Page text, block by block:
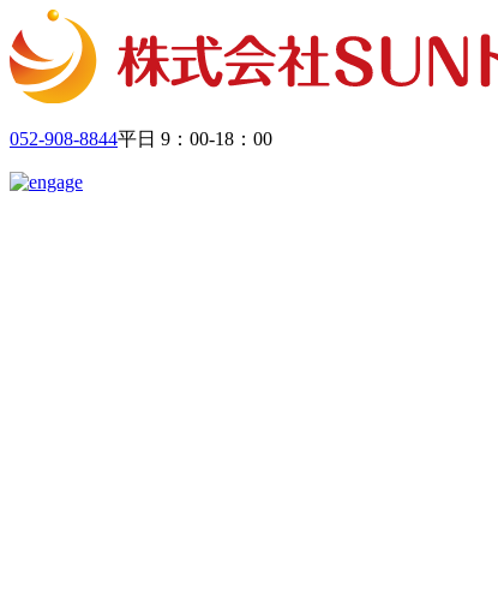
052-908-8844平日 9：00-18：00